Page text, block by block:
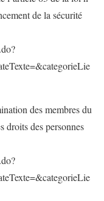
de la sécurité
des membres du
droits des personnes